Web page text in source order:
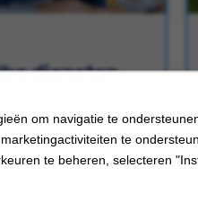
om navigatie te
te
te beheren, selecteren
diensten
binnen